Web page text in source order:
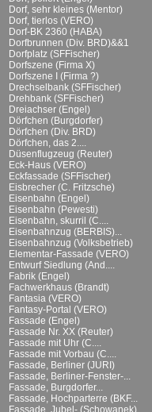
Dorf, sehr kleines (Mentor)
Dorf, tierlos (VERO)
Dorf-BK 2360 (HABA)
Dorfbrunnen (Div. BRD)&&1
Dorfplatz (SFFischer)
Dorfszene (Firma X)
Dorfszene I (Firma ?)
Drechselbank (SFFischer)
Drehbank (SFFischer)
Dreiachser (Engel)
Dörfchen (Burgdorfer)
Dörfchen (Div. BRD)
Dörfchen, das 2....
Düsenflugzeug (Reuter)
Eck-Haus (VERO)
Eckfassade (SFFischer)
Eisbrecher (C. Fritzsche)
Eisenbahn (Engel)
Eisenbahn (Pewesti)
Eisenbahn, skurril (C....
Eisenbahnzug (BERBIS)...
Eisenbahnzug (Volksbetrieb)
Elementar-Fassade (VERO)
Entwurf Siedlung (And....
Fabrik (Engel)
Fachwerkhaus (Brandt)
Fantasia (VERO)
Fantasy-Portal (VERO)
Fassade (Engel)
Fassade Nr. XX (Reuter)
Fassade mit Uhr (C....
Fassade mit Vorbau (C....
Fassade, Berliner (JURI)
Fassade, Berliner-Fenster-...
Fassade, Burgdorfer...
Fassade, Hochparterre (BKF...
Fassade, Jubel- (Schowanek)